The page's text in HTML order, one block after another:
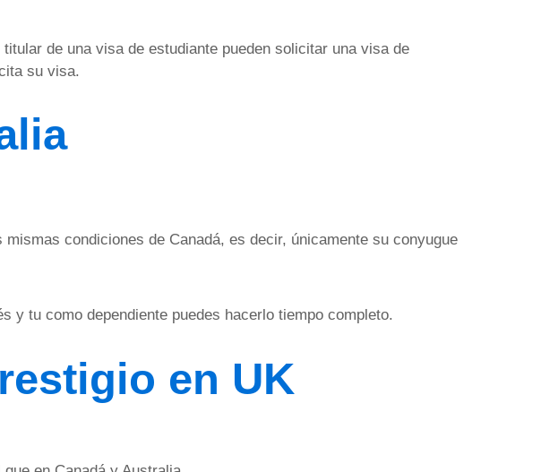
de una visa de estudiante pueden solicitar una visa de
su visa.
condiciones de Canadá, es decir, únicamente su conyugue
y tu como dependiente puedes hacerlo tiempo completo.
en UK